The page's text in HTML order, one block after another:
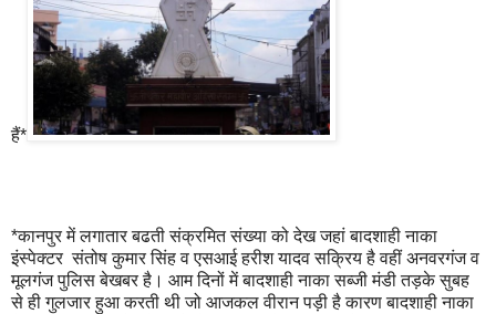
हैं*
*कानपुर में लगातार बढती संक्रमित संख्या को देख जहां बादशाही नाका
इंस्पेक्टर संतोष कुमार सिंह व एसआई हरीश यादव सक्रिय है वहीं अनवरगंज व
मूलगंज पुलिस बेखबर है। आम दिनों में बादशाही नाका सब्जी मंडी तड़के सुबह
से ही गुलजार हुआ करती थी जो आजकल वीरान पड़ी है कारण बादशाही नाका